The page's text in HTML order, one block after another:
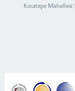
Kocatepe Mahallesi